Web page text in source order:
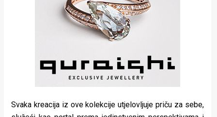
Svaka kreacija iz ove kolekcije utjelovljuje priču za sebe,